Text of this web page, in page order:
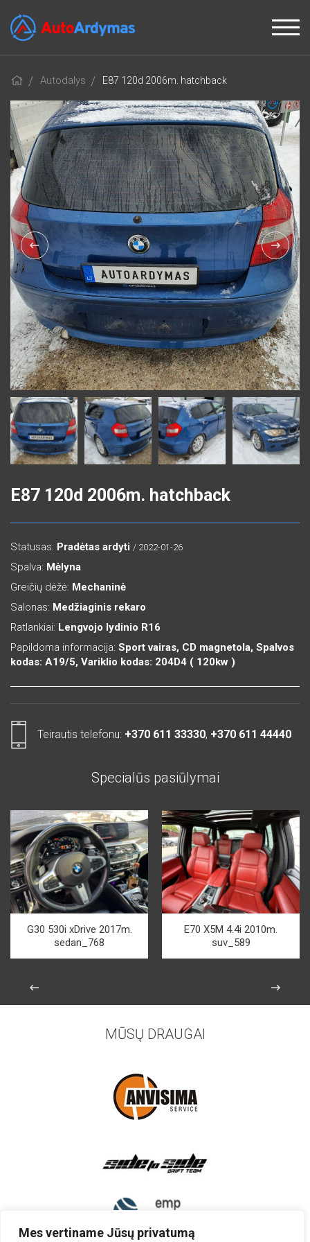
Mes vertiname Jūsų privatumą
Autodalys E87 120d 2006m. hatchback
E87 120d 2006m. hatchback
Statusas: Pradėtas ardyti / 2022-01-26
Spalva: Mėlyna
Greičių dėžė: Mechaninė
Salonas: Medžiaginis rekaro
Ratlankiai: Lengvojo lydinio R16
Papildoma informacija: Sport vairas, CD magnetola, Spalvos
kodas: A19/5, Variklio kodas: 204D4 ( 120kw )
Teirautis telefonu: +370 611 33330, +370 611 44440
Specialūs pasiūlymai
G30 530i xDrive 2017m.
sedan_768
E70 X5M 4.4i 2010m.
suv_589
MŪSŲ DRAUGAI